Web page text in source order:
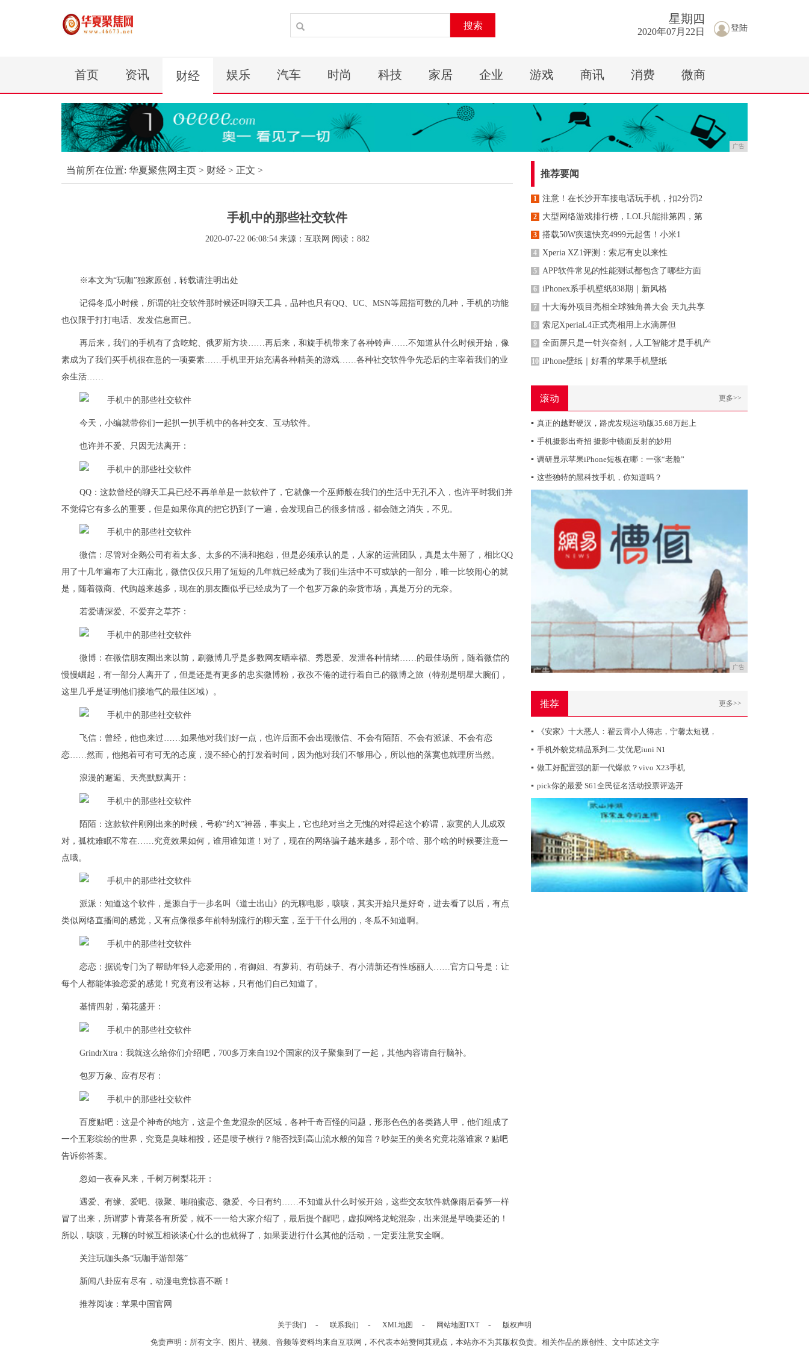
搜索 登陆
星期 四
2020年07月22日
首页 资讯 财经 娱乐 汽车 时尚 科技 家居 企业 游戏 商讯 消费 微商
广告
当前所在位置: 华夏聚焦网主页 > 财经 > 正文 >
手机中的那些社交软件
2020-07-22 06:08:54 来源：互联网 阅读：882
※本文为“玩咖”独家原创，转载请注明出处
记得冬瓜小时候，所谓的社交软件那时候还叫聊天工具，品种也只有QQ、UC、MSN等屈指可数的几种，手机的功能
也仅限于打打电话、发发信息而已。
再后来，我们的手机有了贪吃蛇、俄罗斯方块……再后来，和旋手机带来了各种铃声……不知道从什么时候开始，像
素成为了我们买手机很在意的一项要素……手机里开始充满各种精美的游戏……各种社交软件争先恐后的主宰着我们的业
余生活……
今天，小编就带你们一起扒一扒手机中的各种交友、互动软件。
也许并不爱、只因无法离开：
QQ：这款曾经的聊天工具已经不再单单是一款软件了，它就像一个巫师般在我们的生活中无孔不入，也许平时我们并
不觉得它有多么的重要，但是如果你真的把它扔到了一遍，会发现自己的很多情感，都会随之消失，不见。
微信：尽管对企鹅公司有着太多、太多的不满和抱怨，但是必须承认的是，人家的运营团队，真是太牛掰了，相比QQ
用了十几年遍布了大江南北，微信仅仅只用了短短的几年就已经成为了我们生活中不可或缺的一部分，唯一比较闹心的就
是，随着微商、代购越来越多，现在的朋友圈似乎已经成为了一个包罗万象的杂货市场，真是万分的无奈。
若爱请深爱、不爱弃之草芥：
微博：在微信朋友圈出来以前，刷微博几乎是多数网友晒幸福、秀恩爱、发泄各种情绪……的最佳场所，随着微信的
慢慢崛起，有一部分人离开了，但是还是有更多的忠实微博粉，孜孜不倦的进行着自己的微博之旅（特别是明星大腕们，
这里几乎是证明他们接地气的最佳区域）。
飞信：曾经，他也来过……如果他对我们好一点，也许后面不会出现微信、不会有陌陌、不会有派派、不会有恋
恋……然而，他抱着可有可无的态度，漫不经心的打发着时间，因为他对我们不够用心，所以他的落寞也就理所当然。
浪漫的邂逅、天亮默默离开：
陌陌：这款软件刚刚出来的时候，号称“约X”神器，事实上，它也绝对当之无愧的对得起这个称谓，寂寞的人儿成双
对，孤枕难眠不常在……究竟效果如何，谁用谁知道！对了，现在的网络骗子越来越多，那个啥、那个啥的时候要注意一
点哦。
派派：知道这个软件，是源自于一步名叫《道士出山》的无聊电影，咳咳，其实开始只是好奇，进去看了以后，有点
类似网络直播间的感觉，又有点像很多年前特别流行的聊天室，至于干什么用的，冬瓜不知道啊。
恋恋：据说专门为了帮助年轻人恋爱用的，有御姐、有萝莉、有萌妹子、有小清新还有性感丽人……官方口号是：让
每个人都能体验恋爱的感觉！究竟有没有达标，只有他们自己知道了。
基情四射，菊花盛开：
GrindrXtra：我就这么给你们介绍吧，700多万来自192个国家的汉子聚集到了一起，其他内容请自行脑补。
包罗万象、应有尽有：
百度贴吧：这是个神奇的地方，这是个鱼龙混杂的区域，各种千奇百怪的问题，形形色色的各类路人甲，他们组成了
一个五彩缤纷的世界，究竟是臭味相投，还是喷子横行？能否找到高山流水般的知音？吵架王的美名究竟花落谁家？贴吧
告诉你答案。
忽如一夜春风来，千树万树梨花开：
遇爱、有缘、爱吧、微聚、啪啪蜜恋、微爱、今日有约……不知道从什么时候开始，这些交友软件就像雨后春笋一样
冒了出来，所谓萝卜青菜各有所爱，就不一一给大家介绍了，最后提个醒吧，虚拟网络龙蛇混杂，出来混是早晚要还的！
所以，咳咳，无聊的时候互相谈谈心什么的也就得了，如果要进行什么其他的活动，一定要注意安全啊。
关注玩咖头条“玩咖手游部落”
新闻八卦应有尽有，动漫电竞惊喜不断！
推荐阅读： 苹果中国官网
推荐要闻
1 注意！在长沙开车接电话玩手机，扣2分罚2
2 大型网络游戏排行榜，LOL只能排第四，第
3 搭载50W疾速快充4999元起售！小米1
4 Xperia XZ1评测：索尼有史以来性
5 APP软件常见的性能测试都包含了哪些方面
6 iPhonex系手机壁纸838期｜新风格
7 十大海外项目亮相全球独角兽大会 天九共享
8 索尼XperiaL4正式亮相用上水滴屏但
9 全面屏只是一针兴奋剂，人工智能才是手机产
10 iPhone壁纸｜好看的苹果手机壁纸
滚动 更多>>
▪ 真正的越野硬汉，路虎发现运动版35.68万起上
▪ 手机摄影出奇招 摄影中镜面反射的妙用
▪ 调研显示苹果iPhone短板在哪：一张“老脸”
▪ 这些独特的黑科技手机，你知道吗？
广告
推荐 更多>>
▪
《安家》十大恶人：翟云霄小人得志，宁馨太短视，
▪ 手机外貌党精品系列二-艾优尼iuni N1
▪ 做工好配置强的新一代爆款？vivo X23手机
▪ pick你的最爱 S61全民征名活动投票评选开
关于我们 - 联系我们 - XML地图 - 网站地图TXT - 版权声明
免责声明：所有文字、图片、视频、音频等资料均来自互联网，不代表本站赞同其观点，本站亦不为其版权负责。相关作品的原创性、文中陈述文字